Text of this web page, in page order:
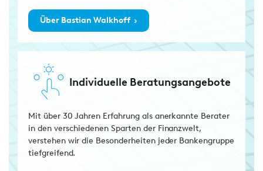
Über Bastian Walkhoff ›
Individuelle Beratungsangebote
Mit über 30 Jahren Erfahrung als anerkannte Berater
in den verschiedenen Sparten der Finanzwelt,
verstehen wir die Besonderheiten jeder Bankengruppe
tiefgreifend.